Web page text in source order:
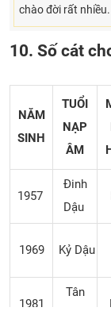
chào đời rất nhiều.
10. Số cát
NĂM
SINH
TUỔI
NẠP
ÂM
1957
Đinh
Dậu
1969 Kỷ Dậu
1981
Tân